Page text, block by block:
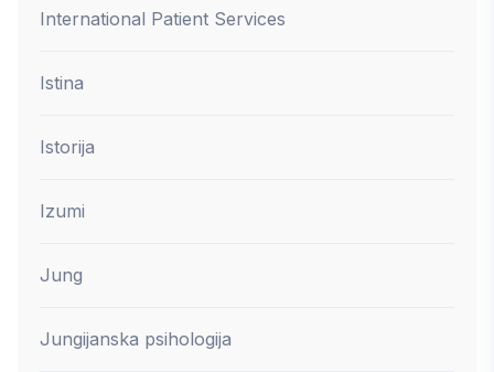
International Patient Services
Istina
Istorija
Izumi
Jung
Jungijanska psihologija